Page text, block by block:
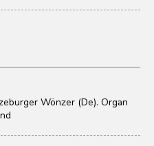
Wönzer (De). Organ